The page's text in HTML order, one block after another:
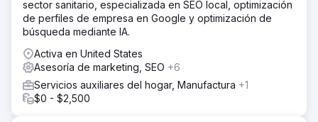
sector sanitario, especializada en SEO local, optimización
de perfiles de empresa en Google y optimización de
búsqueda mediante IA.
Activa en United States
Asesoría de marketing, SEO +6
Servicios auxiliares del hogar, Manufactura +1
$0 - $2,500